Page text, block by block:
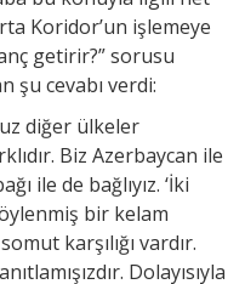
Koridor’un işlemeye
getirir?” sorusu
şu cevabı verdi:
diğer ülkeler
Biz Azerbaycan ile
ile de bağlıyız. ‘İki
bir kelam
karşılığı vardır.
Dolayısıyla